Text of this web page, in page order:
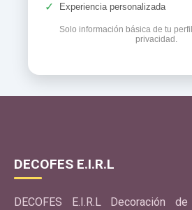
✓ Experiencia personalizada
Solo información básica de tu
privacidad.
DECOFES E.I.R.L
DECOFES E.I.R.L Decoración